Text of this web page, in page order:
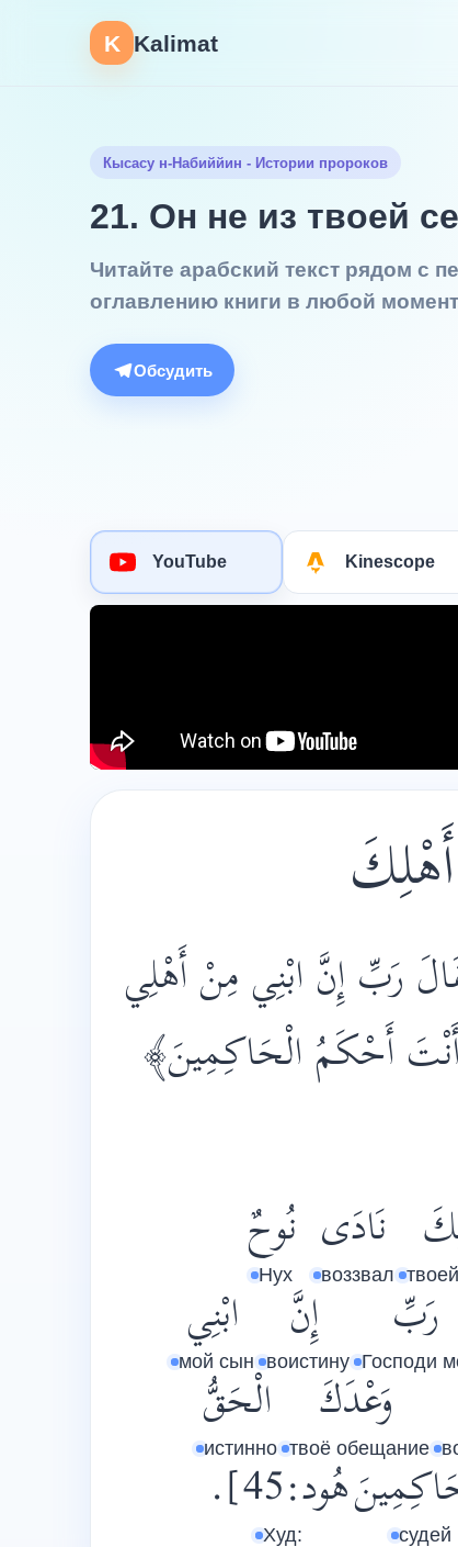
K Kalimat
Кысасу н-Набиййин - Истории пророков
21. Он не из твоей
Читайте арабский текст рядом с
оглавлению книги в любой
Обсудить
YouTube Kinescope
رَبِّ إِنَّ ابْنِي مِنْ أَهْلِي
أَحْكَمُ الْحَاكِمِينَ﴾
نَادَى
воззвал
نُوحٌ
Нух
رَبِّ
Господи
إِنَّ
воистину
ابْنِي
мой сын
وَعْدَكَ
твоё обещание
الْحَقُّ
истинно
судей
هُود:45].
Худ: